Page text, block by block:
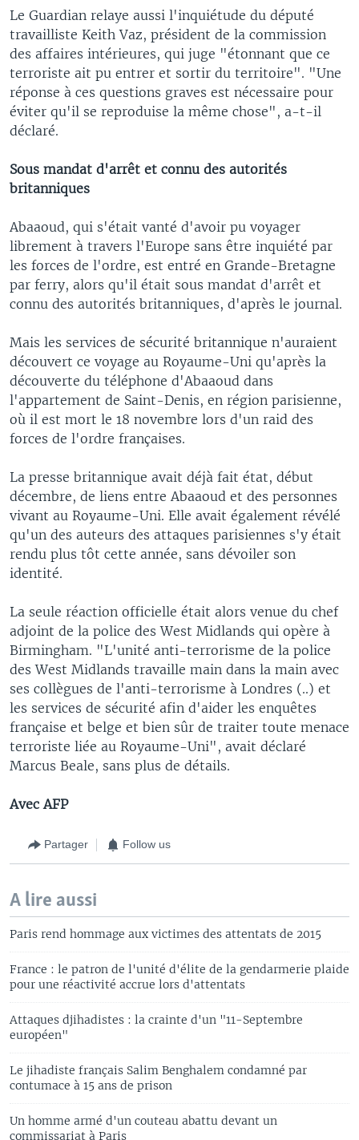
Le Guardian relaye aussi l'inquiétude du député
travailliste Keith Vaz, président de la commission
des affaires intérieures, qui juge "étonnant que ce
terroriste ait pu entrer et sortir du territoire". "Une
réponse à ces questions graves est nécessaire pour
éviter qu'il se reproduise la même chose", a-t-il
déclaré.
Sous mandat d'arrêt et connu des autorités
britanniques
Abaaoud, qui s'était vanté d'avoir pu voyager
librement à travers l'Europe sans être inquiété par
les forces de l'ordre, est entré en Grande-Bretagne
par ferry, alors qu'il était sous mandat d'arrêt et
connu des autorités britanniques, d'après le journal.
Mais les services de sécurité britannique n'auraient
découvert ce voyage au Royaume-Uni qu'après la
découverte du téléphone d'Abaaoud dans
l'appartement de Saint-Denis, en région parisienne,
où il est mort le 18 novembre lors d'un raid des
forces de l'ordre françaises.
La presse britannique avait déjà fait état, début
décembre, de liens entre Abaaoud et des personnes
vivant au Royaume-Uni. Elle avait également révélé
qu'un des auteurs des attaques parisiennes s'y était
rendu plus tôt cette année, sans dévoiler son
identité.
La seule réaction officielle était alors venue du chef
adjoint de la police des West Midlands qui opère à
Birmingham. "L'unité anti-terrorisme de la police
des West Midlands travaille main dans la main avec
ses collègues de l'anti-terrorisme à Londres (..) et
les services de sécurité afin d'aider les enquêtes
française et belge et bien sûr de traiter toute menace
terroriste liée au Royaume-Uni", avait déclaré
Marcus Beale, sans plus de détails.
Avec AFP
Partager Follow us
A lire aussi
Paris rend hommage aux victimes des attentats de 2015
France : le patron de l'unité d'élite de la gendarmerie plaide
pour une réactivité accrue lors d'attentats
Attaques djihadistes : la crainte d'un "11-Septembre
européen"
Le jihadiste français Salim Benghalem condamné par
contumace à 15 ans de prison
Un homme armé d'un couteau abattu devant un
commissariat à Paris